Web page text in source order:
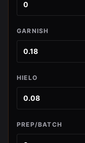
GARNISH
HIELO
PREP/BATCH